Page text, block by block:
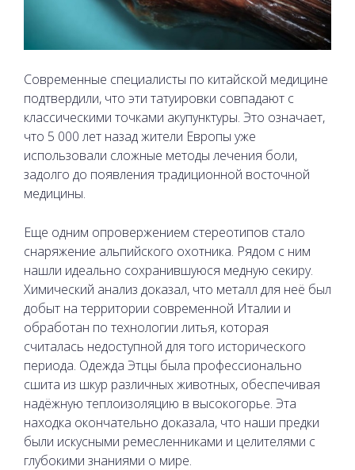
Современные специалисты по китайской медицине
подтвердили, что эти татуировки совпадают с
классическими точками акупунктуры. Это означает,
что 5 000 лет назад жители Европы уже
использовали сложные методы лечения боли,
задолго до появления традиционной восточной
медицины.
Еще одним опровержением стереотипов стало
снаряжение альпийского охотника. Рядом с ним
нашли идеально сохранившуюся медную секиру.
Химический анализ доказал, что металл для неё был
добыт на территории современной Италии и
обработан по технологии литья, которая
считалась недоступной для того исторического
периода. Одежда Этцы была профессионально
сшита из шкур различных животных, обеспечивая
надёжную теплоизоляцию в высокогорье. Эта
находка окончательно доказала, что наши предки
были искусными ремесленниками и целителями с
глубокими знаниями о мире.